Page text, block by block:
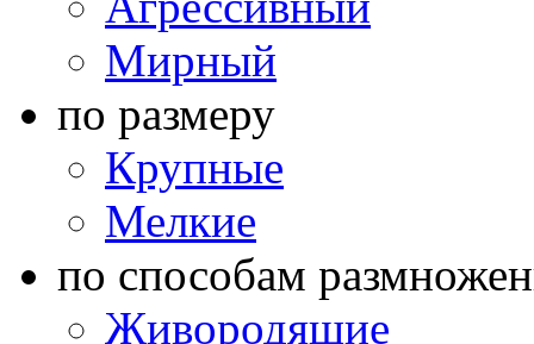
Мирный
по размеру
Крупные
Мелкие
по способам
Живородящие